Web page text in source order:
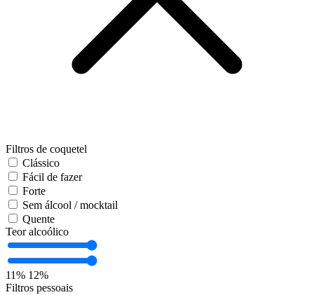
Filtros de coquetel
Clássico
Fácil de fazer
Forte
Sem álcool / mocktail
Quente
Teor alcoólico
11% 12%
Filtros pessoais